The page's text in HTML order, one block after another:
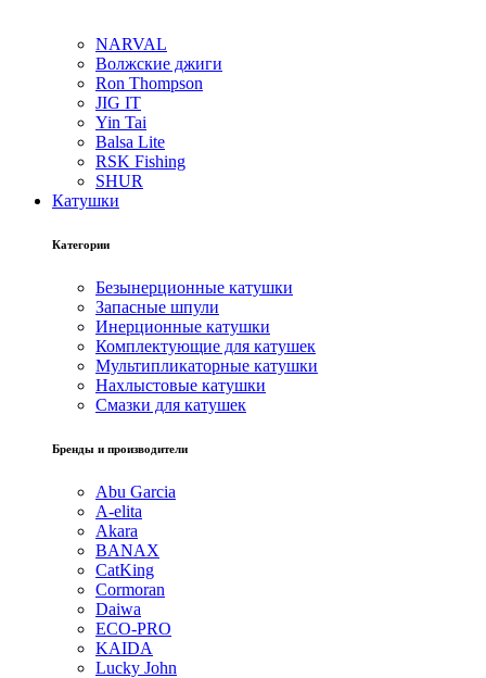
NARVAL
Волжские джиги
Ron Thompson
JIG IT
Yin Tai
Balsa Lite
RSK Fishing
SHUR
Катушки
Категории
Безынерционные катушки
Запасные шпули
Инерционные катушки
Комплектующие для катушек
Мультипликаторные катушки
Нахлыстовые катушки
Смазки для катушек
Бренды и производители
Abu Garcia
A-elita
Akara
BANAX
CatKing
Cormoran
Daiwa
ECO-PRO
KAIDA
Lucky John